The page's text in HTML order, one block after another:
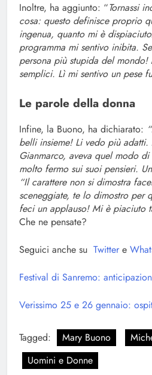
Inoltre, ha aggiunto: “Tornassi
cosa: questo definisce proprio
ingenua, quanto mi è
programma mi sentivo inibita.
persona più stupida del
semplici. Lì mi sentivo un pese
Le parole della donna
Infine, la Buono, ha dichiarato:
belli insieme! Li vedo più
Gianmarco, aveva quel modo
molto fermo sui suoi pensieri.
“Il carattere non si dimostra
sceneggiate, te lo dimostro per
feci un applauso! Mi è piaciuto
Che ne pensate?
Seguici anche su Twitter e
Festival di Sanremo:
Verissimo 25 e 26 gennaio:
Tagged: Mary Buono
Uomini e Donne